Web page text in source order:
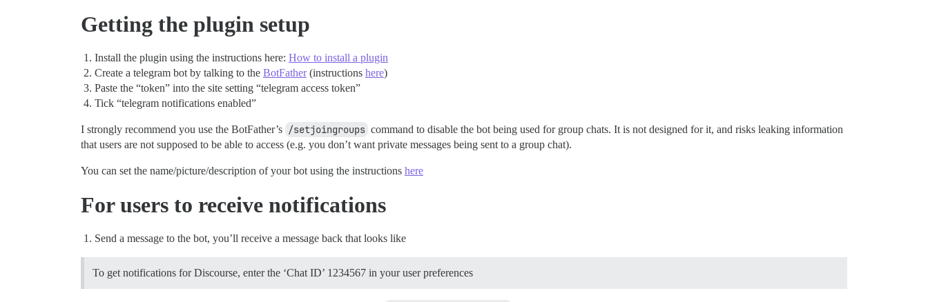
Getting the plugin setup
Install the plugin using the instructions here: How to install a plugin
Create a telegram bot by talking to the BotFather(instructions here)
Paste the “token” into the site setting “telegram access token”
Tick “telegram notifications enabled”
I strongly recommend you use the BotFather’s /setjoingroups command to disable the bot being used for group chats. It is not designed for it, and risks leaking information
that users are not supposed to be able to access (e.g. you don’t want private messages being sent to a group chat).
You can set the name/picture/description of your bot using the instructions here
For users to receive notifications
Send a message to the bot, you’ll receive a message back that looks like
To get notifications for Discourse, enter the ‘Chat ID’ 1234567 in your user preferences